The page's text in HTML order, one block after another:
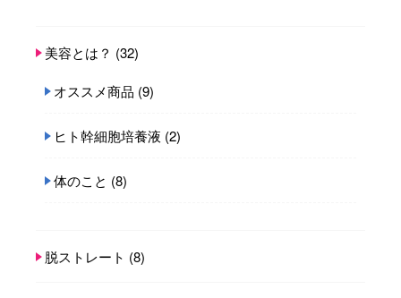
美容とは？ (32)
オススメ商品 (9)
ヒト幹細胞培養液 (2)
体のこと (8)
脱ストレート (8)